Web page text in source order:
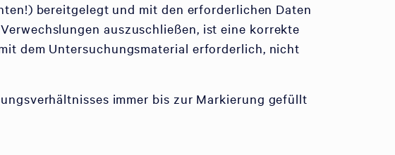
bereitgelegt und mit den erforderlichen Daten
auszuschließen, ist eine korrekte
dem Untersuchungsmaterial erforderlich, nicht
immer bis zur Markierung gefüllt